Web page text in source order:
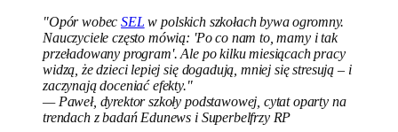
"Opór wobecSEL w polskich szkołach bywa ogromny.
Nauczyciele często mówią: 'Po co nam to, mamy i tak
przeładowany program'. Ale po kilku miesiącach pracy
widzą, że dzieci lepiej się dogadują, mniej się stresują – i
zaczynają doceniać efekty."
— Paweł, dyrektor szkoły podstawowej, cytat oparty na
trendach z badań Edunews i Superbelfrzy RP